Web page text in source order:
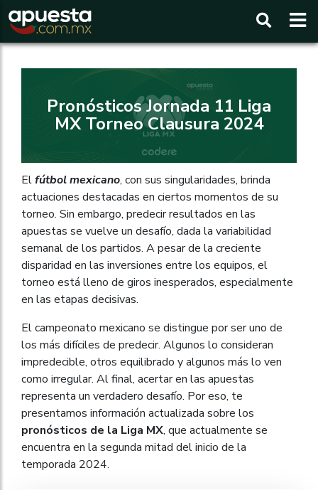
Buscar
Pronósticos Jornada 11 Liga
MX Torneo Clausura 2024
Elfútbol mexicano, con sus singularidades, brinda
actuaciones destacadas en ciertos momentos de su
torneo. Sin embargo, predecir resultados en las
apuestas se vuelve un desafío, dada la variabilidad
semanal de los partidos. A pesar de la creciente
disparidad en las inversiones entre los equipos, el
torneo está lleno de giros inesperados, especialmente
en las etapas decisivas.
El campeonato mexicano se distingue por ser uno de
los más difíciles de predecir. Algunos lo consideran
impredecible, otros equilibrado y algunos más lo ven
como irregular. Al final, acertar en las apuestas
representa un verdadero desafío. Por eso, te
presentamos información actualizada sobre los
pronósticos de la Liga MX, que actualmente se
encuentra en la segunda mitad del inicio de la
temporada 2024.